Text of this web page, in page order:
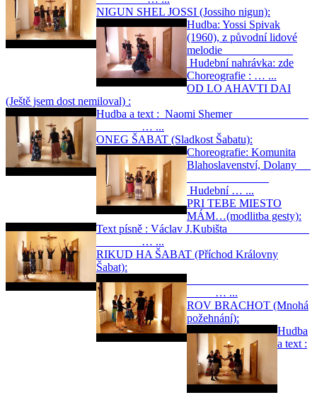
NIGUN SHEL JOSSI (Jossiho nigun):
Hudba: Yossi Spivak
(1960), z původní lidové
melodie
Hudební nahrávka: zde
Choreografie : … ...
OD LO AHAVTI DAI
(Ještě jsem dost nemiloval) :
Hudba a text : Naomi Shemer
… ...
ONEG ŠABAT (Sladkost Šabatu):
Choreografie: Komunita
Blahoslavenství, Dolany
Hudební … ...
PRI TEBE MIESTO
MÁM…(modlitba gesty):
Text písně : Václav J.Kubišta
… ...
RIKUD HA ŠABAT (Příchod Královny
Šabat):
… ...
ROV BRACHOT (Mnohá
požehnání):
Hudba
a text :